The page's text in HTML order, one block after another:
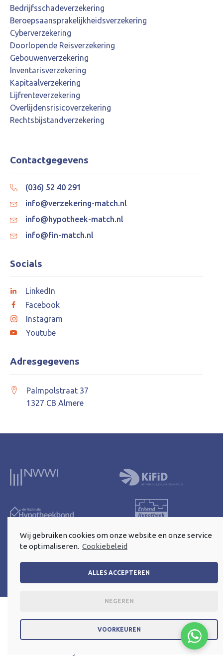
Wij gebruiken cookies om onze website en onze service
te optimaliseren. Cookiebeleid
ALLES ACCEPTEREN
NEGEREN
VOORKEUREN
Bedrijfsschadeverzekering
Beroepsaansprakelijkheidsverzekering
Cyberverzekering
Doorlopende Reisverzekering
Gebouwenverzekering
Inventarisverzekering
Kapitaalverzekering
Lijfrenteverzekering
Overlijdensrisicoverzekering
Rechtsbijstandverzekering
Contactgegevens
(036) 52 40 291
info@verzekering-match.nl
info@hypotheek-match.nl
info@fin-match.nl
Socials
LinkedIn
Facebook
Instagram
Youtube
Adresgegevens
Palmpolstraat 37
1327 CB Almere
2026 Fin-Match